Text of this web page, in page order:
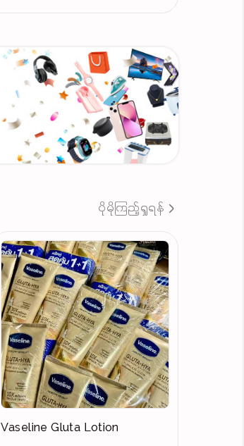
ပိုမိုကြည့်ရှုရန်
Vaseline Gluta Lotion